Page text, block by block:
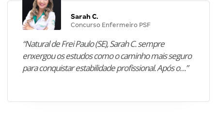
Sarah C.
Concurso Enfermeiro PSF
“Natural de Frei Paulo (SE), Sarah C. sempre
enxergou os estudos como o caminho mais seguro
para conquistar estabilidade profissional. Após o…”